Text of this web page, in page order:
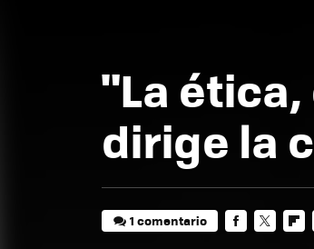
"La
dirige la
1 comentario